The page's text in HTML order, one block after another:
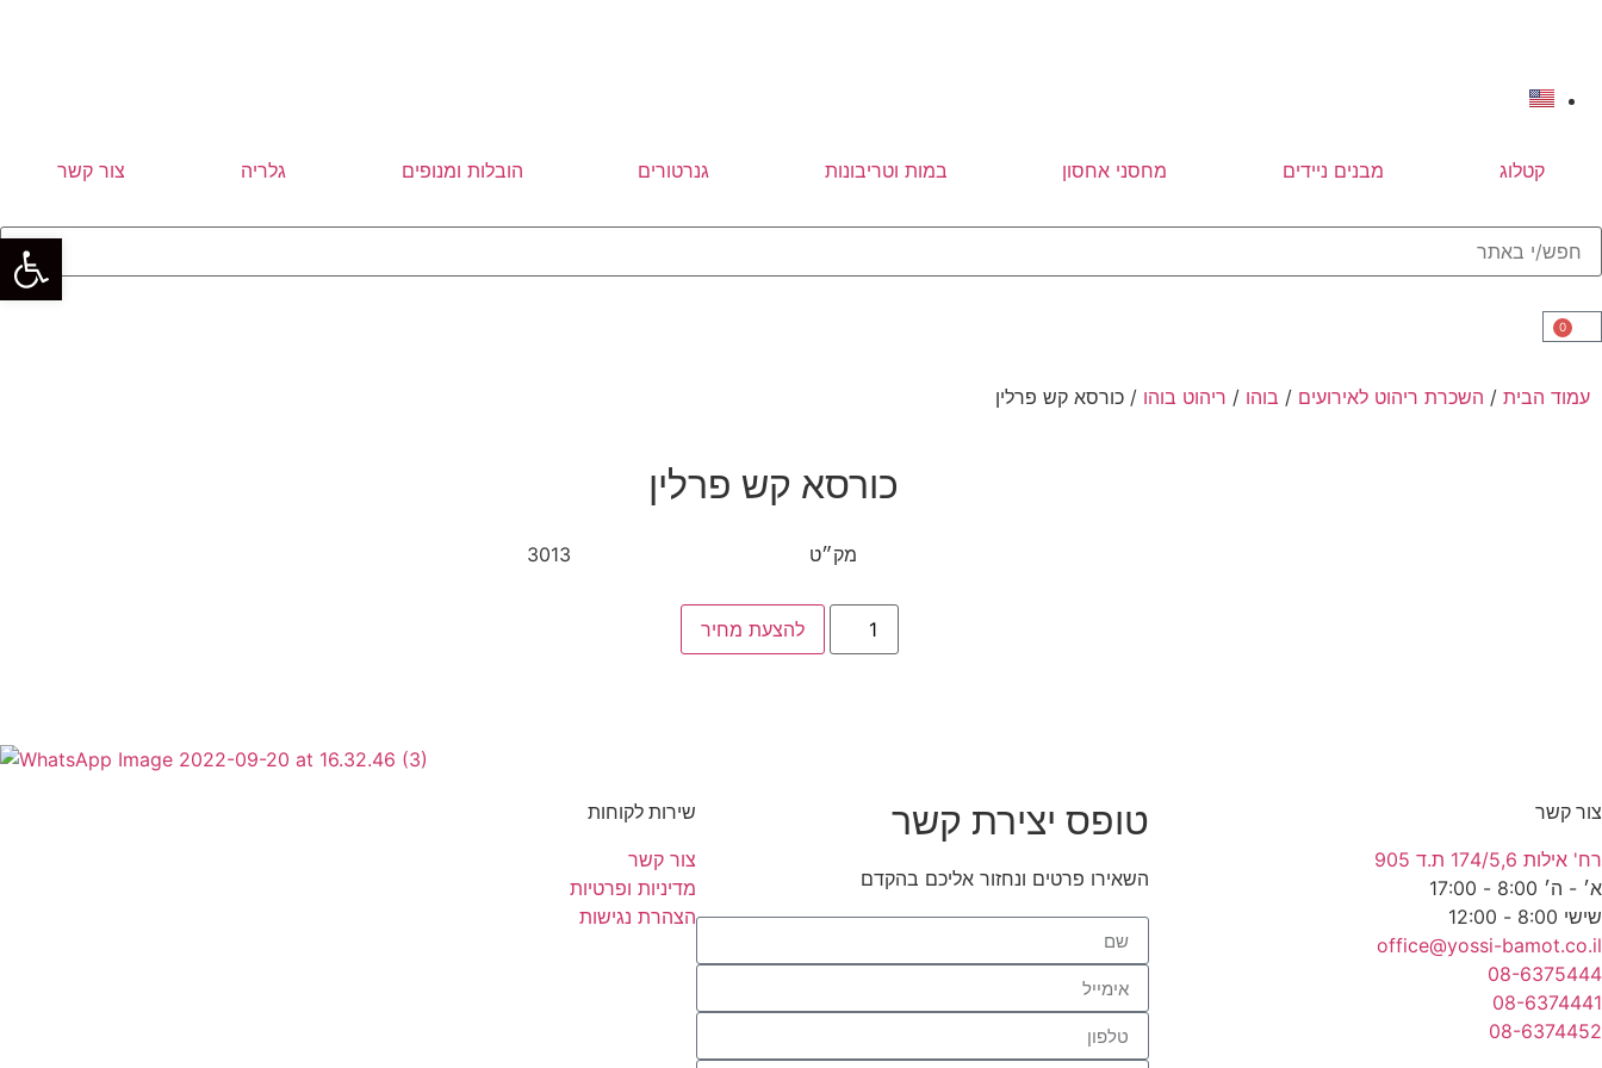
קטלוג מבנים ניידים מחסני אחסון במות וטריבונות גנרטורים הובלות ומנופים גלריה צור קשר
0
עמוד הבית / השכרת ריהוט לאירועים / בוהו / ריהוט בוהו / כורסא קש פרלין
כורסא קש פרלין
מק״ט 3013
להצעת מחיר
צור קשר
רח' אילות 174/5,6 ת.ד 905
א׳ - ה׳ 8:00 - 17:00
שישי 8:00 - 12:00
office@yossi-bamot.co.il
08-6375444
08-6374441
08-6374452
טופס יצירת קשר
השאירו פרטים ונחזור אליכם בהקדם
שירות לקוחות
צור קשר
מדיניות ופרטיות
הצהרת נגישות
פתח